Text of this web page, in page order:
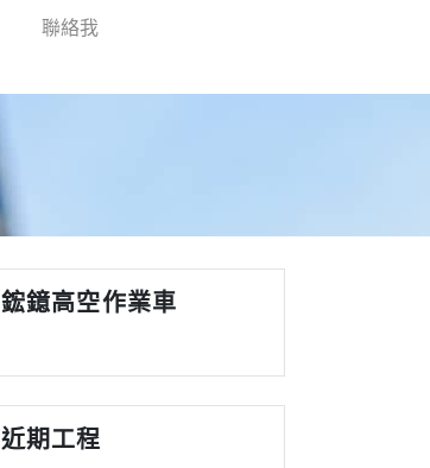
聯絡我
鋐鐿高空作業車
近期工程